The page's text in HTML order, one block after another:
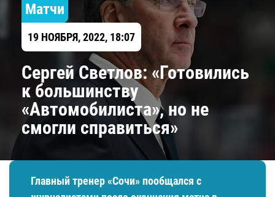
Матчи
19 НОЯБРЯ, 2022, 18:07
Сергей Светлов: «Готовились
к большинству
«Автомобилиста», но не
смогли справиться»
Главный тренер «Сочи» пообщался с